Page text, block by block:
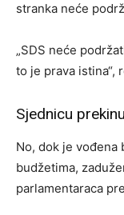
stranka neće
„SDS neće
to je prava istina“,
Sjednicu
No, dok je vođena
budžetima,
parlamentaraca